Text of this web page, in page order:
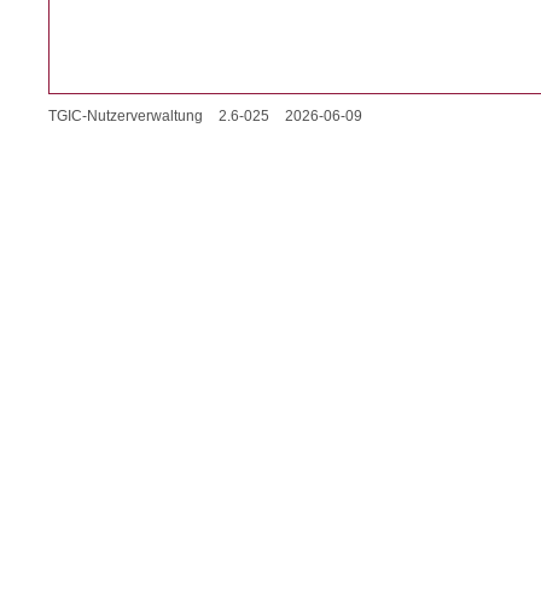
TGIC-Nutzerverwaltung 2.6-025 2026-06-09